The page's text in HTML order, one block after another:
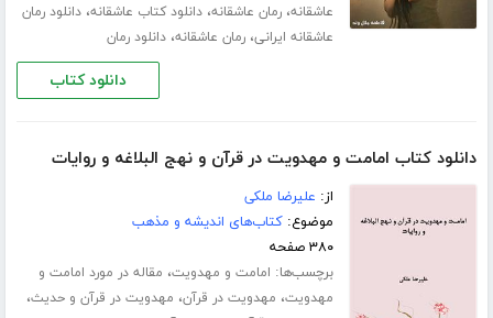
عاشقانه،رمان عاشقانه،دانلود کتاب عاشقانه،دانلود رمان
عاشقانه ایرانی،رمان عاشقانه،دانلود رمان
دانلود کتاب
دانلود کتاب امامت و مهدویت در قرآن و نهج البلاغه و روایات
از: علیرضا ملکی
موضوع:کتاب‌های اندیشه و مذهب
۳۸۰ صفحه
برچسب‌ها: امامت و مهدویت، مقاله در مورد امامت و
مهدویت، مهدویت در قرآن، مهدویت در قرآن و حدیث،